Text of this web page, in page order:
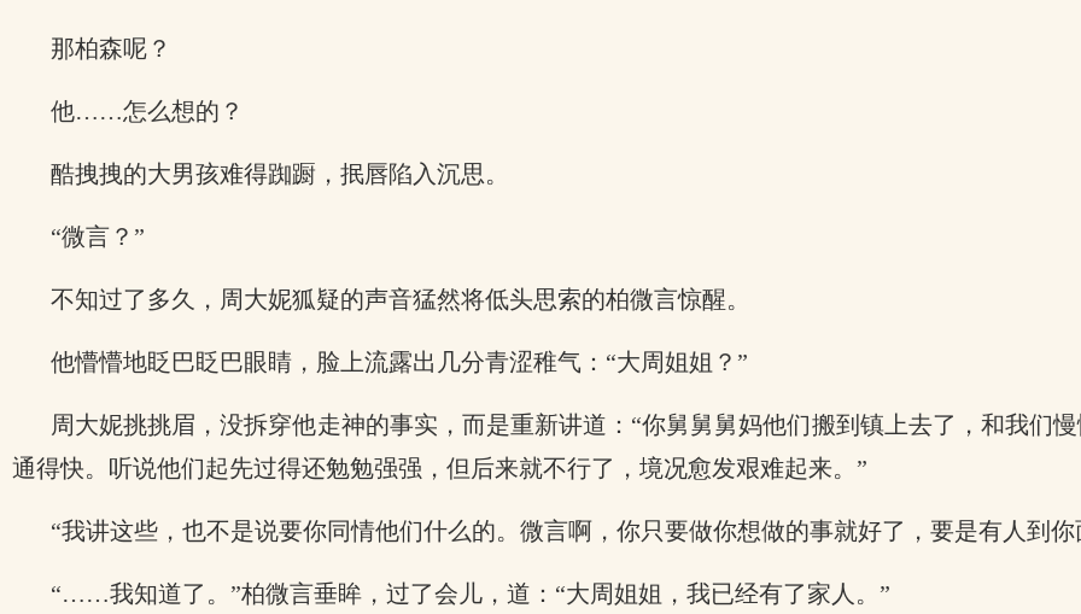
那柏森呢？
他……怎么想的？
酷拽拽的大男孩难得踟蹰，抿唇陷入沉思。
“微言？”
不知过了多久，周大妮狐疑的声音猛然将低头思索的柏微言惊醒。
他懵懵地眨巴眨巴眼睛，脸上流露出几分青涩稚气：“大周姐姐？”
周大妮挑挑眉，没拆穿他走神的事实，而是重新讲道：“你舅舅舅妈他们搬到镇上去了，和我们
通得快。听说他们起先过得还勉勉强强，但后来就不行了，境况愈发艰难起来。”
“我讲这些，也不是说要你同情他们什么的。微言啊，你只要做你想做的事就好了，要是有人到
“……我知道了。”柏微言垂眸，过了会儿，道：“大周姐姐，我已经有了家人。”